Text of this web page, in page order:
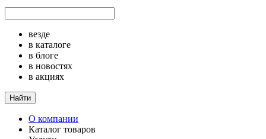
везде
в каталоге
в блоге
в новостях
в акциях
Найти
О компании
Каталог товаров